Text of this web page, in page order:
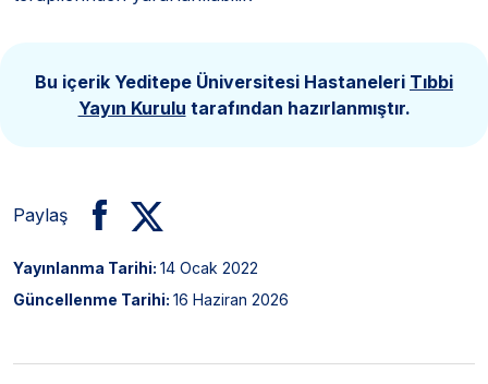
Bu içerik Yeditepe Üniversitesi Hastaneleri Tıbbi
Yayın Kurulu tarafından hazırlanmıştır.
Paylaş
Yayınlanma Tarihi: 14 Ocak 2022
Güncellenme Tarihi: 16 Haziran 2026